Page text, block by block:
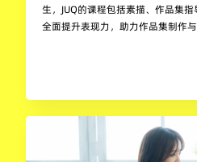
生，JUQ的课程包括素描、作品集指
全面提升表现力，助力作品集制作与